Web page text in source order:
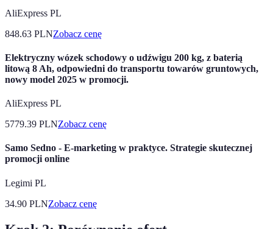
AliExpress PL
848.63 PLNZobacz cenę
Elektryczny wózek schodowy o udźwigu 200 kg, z baterią
litową 8 Ah, odpowiedni do transportu towarów gruntowych,
nowy model 2025 w promocji.
AliExpress PL
5779.39 PLNZobacz cenę
Samo Sedno - E-marketing w praktyce. Strategie skutecznej
promocji online
Legimi PL
34.90 PLNZobacz cenę